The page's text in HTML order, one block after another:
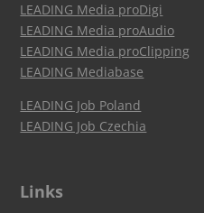
LEADING Media proDigi
LEADING Media proAudio
LEADING Media proClipping
LEADING Mediabase
LEADING Job Poland
LEADING Job Czechia
Links